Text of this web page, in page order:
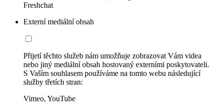
Freshchat
Externí mediální obsah
Přijetí těchto služeb nám umožňuje zobrazovat Vám videa
nebo jiný mediální obsah hostovaný externími poskytovateli.
S Vaším souhlasem používáme na tomto webu následující
služby třetích stran:
Vimeo, YouTube